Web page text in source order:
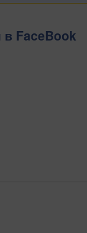
в FaceBook